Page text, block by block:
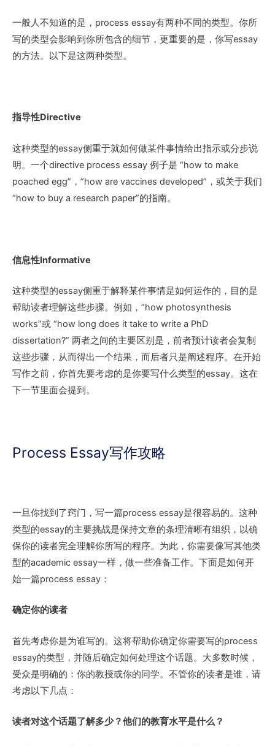
一般人不知道的是，process essay有两种不同的类型。你所
写的类型会影响到你所包含的细节，更重要的是，你写essay
的方法。以下是这两种类型。
指导性Directive
这种类型的essay侧重于就如何做某件事情给出指示或分步说
明。一个directive process essay 例子是 “how to make
poached egg”，”how are vaccines developed”，或关于我们
“how to buy a research paper”的指南。
信息性Informative
这种类型的essay侧重于解释某件事情是如何运作的，目的是
帮助读者理解这些步骤。例如，”how photosynthesis
works”或 “how long does it take to write a PhD
dissertation?” 两者之间的主要区别是，前者预计读者会复制
这些步骤，从而得出一个结果，而后者只是阐述程序。在开始
写作之前，你首先要考虑的是你要写什么类型的essay。这在
下一节里面会提到。
Process Essay写作攻略
一旦你找到了窍门，写一篇process essay是很容易的。这种
类型的essay的主要挑战是保持文章的条理清晰有组织，以确
保你的读者完全理解你所写的程序。为此，你需要像写其他类
型的academic essay一样，做一些准备工作。下面是如何开
始一篇process essay：
确定你的读者
首先考虑你是为谁写的。这将帮助你确定你需要写的process
essay的类型，并随后确定如何处理这个话题。大多数时候，
受众是明确的：你的教授或你的同学。不管你的读者是谁，请
考虑以下几点：
读者对这个话题了解多少？他们的教育水平是什么？